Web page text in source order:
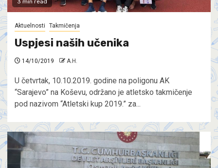
3 min read
Aktuelnosti Takmičenja
Uspjesi naših učenika
14/10/2019 A.H.
U četvrtak, 10.10.2019. godine na poligonu AK
“Sarajevo” na Koševu, održano je atletsko takmičenje
pod nazivom “Atletski kup 2019.” za...